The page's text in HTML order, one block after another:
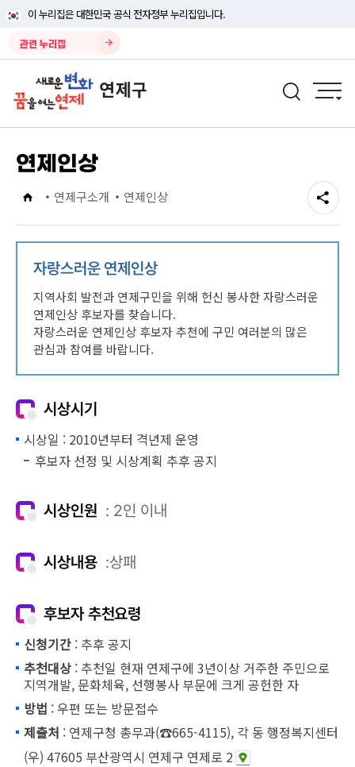
이 누리집은 대한민국 공식 전자정부 누리집입니다.
관련 누리집
연제인상
연제구소개 연제인상
자랑스러운 연제인상
지역사회 발전과 연제구민을 위해 헌신 봉사한 자랑스러운
연제인상 후보자를 찾습니다.
자랑스러운 연제인상 후보자 추천에 구민 여러분의 많은
관심과 참여를 바랍니다.
시상시기
시상일 : 2010년부터 격년제 운영
후보자 선정 및 시상계획 추후 공지
시상인원 : 2인 이내
시상내용 :상패
후보자 추천요령
신청기간 : 추후 공지
추천대상 : 추천일 현재 연제구에 3년이상 거주한 주민으로
지역개발, 문화체육, 선행봉사 부문에 크게 공헌한 자
방법 : 우편 또는 방문접수
제출처 : 연제구청 총무과(☎665-4115), 각 동 행정복지센터
(우) 47605 부산광역시 연제구 연제로 2